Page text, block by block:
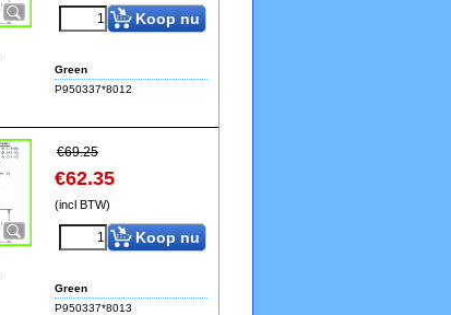
Koop nu
Green
P950337*8012
€69.25
€62.35
(incl BTW)
Koop nu
Green
P950337*8013